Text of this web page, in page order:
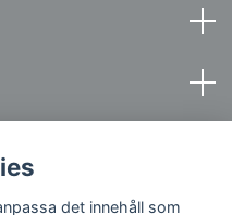
det innehåll som